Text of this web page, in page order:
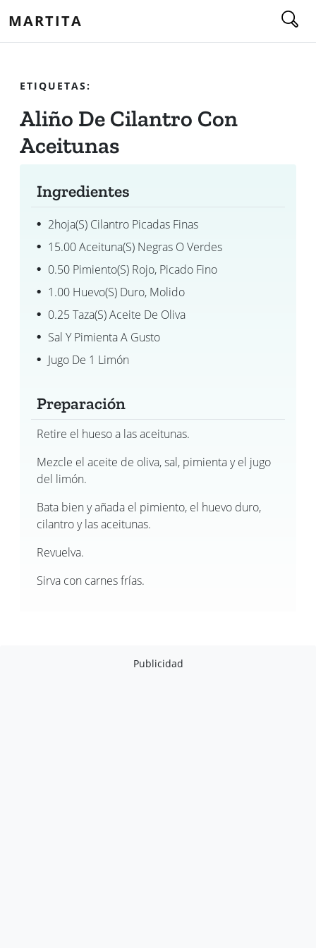
MARTITA
ETIQUETAS:
Aliño De Cilantro Con
Aceitunas
Ingredientes
2hoja(s) Cilantro Picadas Finas
15.00 Aceituna(s) Negras O Verdes
0.50 Pimiento(s) Rojo, Picado Fino
1.00 Huevo(s) Duro, Molido
0.25 Taza(s) Aceite De Oliva
Sal Y Pimienta A Gusto
Jugo De 1 Limón
Preparación
Retire el hueso a las aceitunas.
Mezcle el aceite de oliva, sal, pimienta y el jugo
del limón.
Bata bien y añada el pimiento, el huevo duro,
cilantro y las aceitunas.
Revuelva.
Sirva con carnes frías.
Publicidad